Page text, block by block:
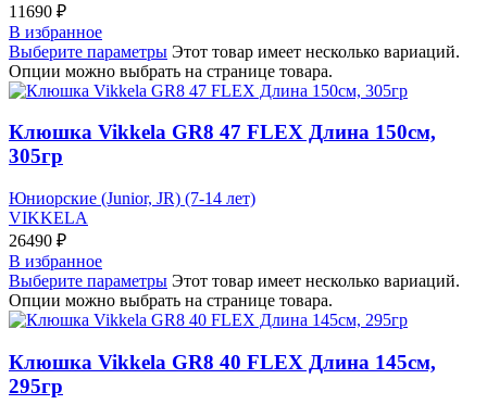
11690 ₽
В избранное
Выберите параметры Этот товар имеет несколько вариаций.
Опции можно выбрать на странице товара.
Клюшка Vikkela GR8 47 FLEX Длина 150см,
305гр
Юниорские (Junior, JR) (7-14 лет)
VIKKELA
26490 ₽
В избранное
Выберите параметры Этот товар имеет несколько вариаций.
Опции можно выбрать на странице товара.
Клюшка Vikkela GR8 40 FLEX Длина 145см,
295гр